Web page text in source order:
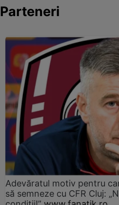
Parteneri
Adevăratul motiv pentru
să semneze cu CFR Cluj: